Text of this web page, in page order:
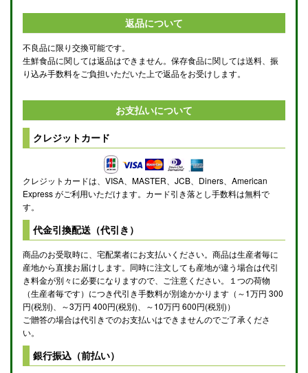
返品について
不良品に限り交換可能です。
生鮮食品に関しては返品はできません。保存食品に関しては送料、振
り込み手数料をご負担いただいた上で返品をお受けします。
お支払いについて
クレジットカード
クレジットカードは、VISA、MASTER、JCB、Diners、American
Express がご利用いただけます。カード引き落とし手数料は無料で
す。
代金引換配送（代引き）
商品のお受取時に、宅配業者にお支払いください。商品は生産者毎に
産地から直接お届けします。同時に注文しても産地が違う場合は代引
き料金が別々に必要になりますので、ご注意ください。１つの荷物
（生産者毎です）につき代引き手数料が別途かかります（～1万円 300
円(税別)、～3万円 400円(税別)、～10万円 600円(税別)）
ご贈答の場合は代引きでのお支払いはできませんのでご了承くださ
い。
銀行振込（前払い）